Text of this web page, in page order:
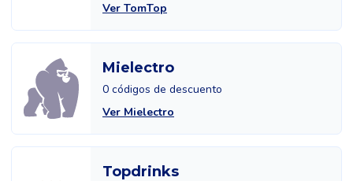
Ver TomTop
Mielectro
0 códigos de descuento
Ver Mielectro
Topdrinks